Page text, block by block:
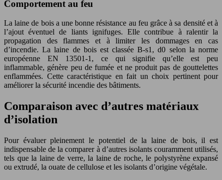
Comportement au feu
La laine de bois a une bonne résistance au feu grâce à sa densité et à
l’ajout éventuel de liants ignifuges. Elle contribue à ralentir la
propagation des flammes et à limiter les dommages en cas
d’incendie. La laine de bois est classée B-s1, d0 selon la norme
européenne EN 13501-1, ce qui signifie qu’elle est peu
inflammable, génère peu de fumée et ne produit pas de gouttelettes
enflammées. Cette caractéristique en fait un choix pertinent pour
améliorer la sécurité incendie des bâtiments.
Comparaison avec d’autres matériaux
d’isolation
Pour évaluer pleinement le potentiel de la laine de bois, il est
indispensable de la comparer à d’autres isolants couramment utilisés,
tels que la laine de verre, la laine de roche, le polystyrène expansé
ou extrudé, la ouate de cellulose et les isolants d’origine végétale.